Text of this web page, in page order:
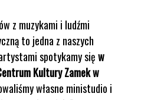
z muzykami i ludźmi
to jedna z naszych
spotykamy sięw
Kultury Zamek w
własne ministudio i